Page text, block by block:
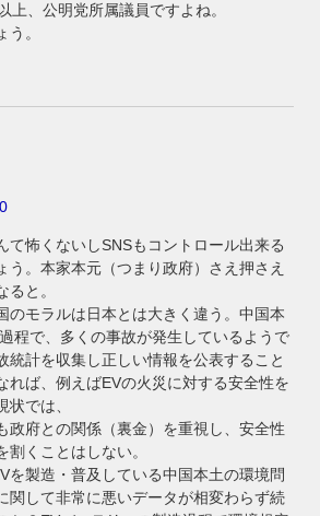
上、公明党所属議員ですよね。
。
て怖くないしSNSもコントロール出来る
う。本家本元（つまり政府）さえ押さえ
ると。
のモラルは日本とは大きく違う。中国本
程で、多くの事故が発生しているようで
統計を収集し正しい情報を公表すること
れば、例えばEVの火災に対する安全性を
状では、
政府との関係（裏金）を重視し、安全性
割くことはしない。
を製造・普及している中国本土の環境問
関して非常に悪いデータが相変わらず続